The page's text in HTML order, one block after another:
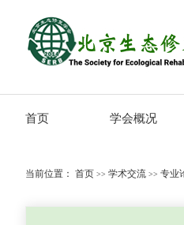
首页 学会概况
当前位置： 首页 >> 学术交流 >> 专业